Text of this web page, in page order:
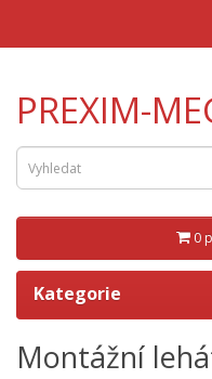
PREXIM-
0
Kategorie
Montážní